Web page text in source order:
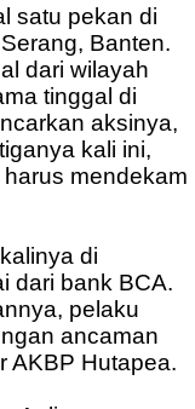
satu pekan di
Banten.
dari wilayah
tinggal di
aksinya,
kali ini,
mendekam
di
dari bank BCA.
pelaku
ancaman
AKBP Hutapea.